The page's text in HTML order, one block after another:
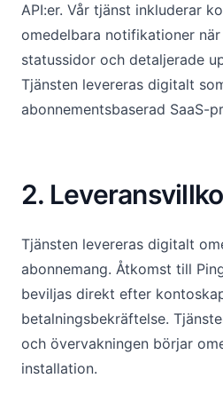
API:er. Vår tjänst inkluderar
omedelbara notifikationer
statussidor och detaljerade
Tjänsten levereras digitalt
abonnementsbaserad SaaS-
2.
Tjänsten levereras digitalt
abonnemang. Åtkomst till
beviljas direkt efter
betalningsbekräftelse.
och övervakningen börjar
installation.